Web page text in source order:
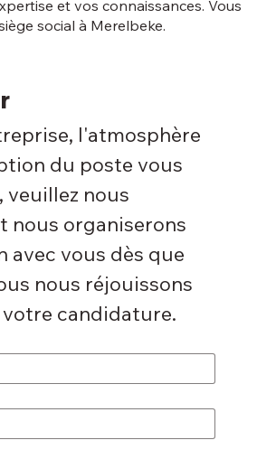
et vos connaissances. Vous
social à Merelbeke.
l'atmosphère
du poste vous
veuillez nous
nous organiserons
avec vous dès que
nous réjouissons
candidature.